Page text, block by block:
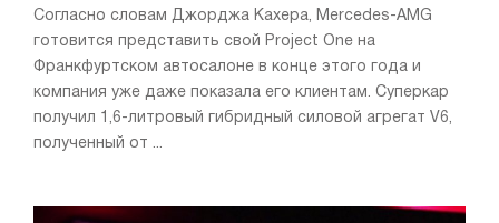
Согласно словам Джорджа Кахера, Mercedes-AMG
готовится представить свой Project One на
Франкфуртском автосалоне в конце этого года и
компания уже даже показала его клиентам. Суперкар
получил 1,6-литровый гибридный силовой агрегат V6,
полученный от ...